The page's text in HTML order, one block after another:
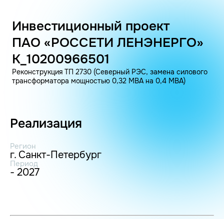
Инвестиционный проект
ПАО «РОССЕТИ ЛЕНЭНЕРГО»
K_10200966501
Реконструкция ТП 2730 (Северный РЭС, замена силового
трансформатора мощностью 0,32 МВА на 0,4 МВА)
Реализация
Регион
г. Санкт-Петербург
Период
- 2027